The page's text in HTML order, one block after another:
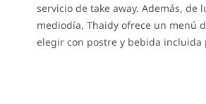
servicio de take away. Además, de
mediodía, Thaidy ofrece un menú
elegir con postre y bebida incluida